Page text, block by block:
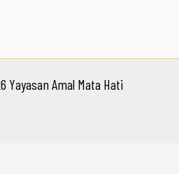
Yayasan Amal Mata Hati